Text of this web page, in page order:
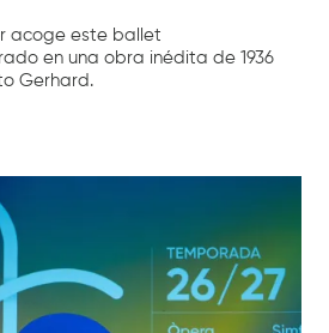
acoge este ballet
en una obra inédita de 1936
Gerhard.